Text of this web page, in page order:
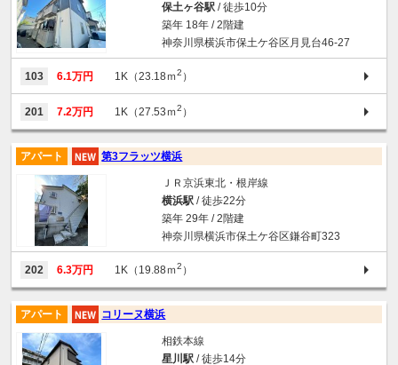
保土ヶ谷駅/ 徒歩10分
築年 18年 / 2階建
神奈川県横浜市保土ケ谷区月見台46-27
103 6.1万円 1K（23.18ｍ2 ）
201 7.2万円 1K（27.53ｍ2 ）
アパート 第3フラッツ横浜
ＪＲ京浜東北・根岸線
横浜駅/ 徒歩22分
築年 29年 / 2階建
神奈川県横浜市保土ケ谷区鎌谷町323
202 6.3万円 1K（19.88ｍ2 ）
アパート コリーヌ横浜
相鉄本線
星川駅/ 徒歩14分